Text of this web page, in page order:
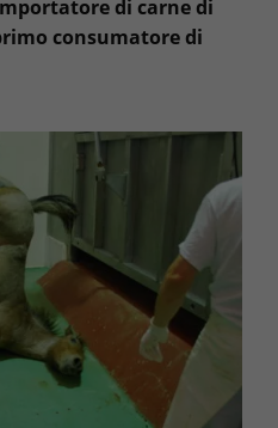
di carne di
consumatore di